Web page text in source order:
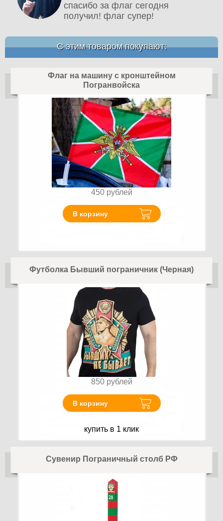
спасибо за флаг сегодня
получил! флаг супер!
С этим товаром покупают:
Флаг на машину с кронштейном
Погранвойска
450 рублей
В корзину
Футболка Бывший пограничник (Черная)
850 рублей
В корзину
купить в 1 клик
Сувенир Пограничный столб РФ